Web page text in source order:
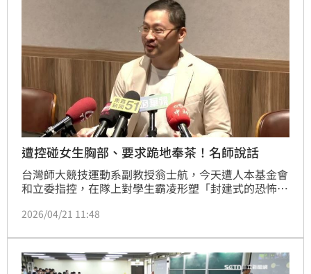
遭控碰女生胸部、要求跪地奉茶！名師說話
台灣師大競技運動系副教授翁士航，今天遭人本基金會
和立委指控，在隊上對學生霸凌形塑「封建式的恐怖統
教學過程均處於高度透明且可受公評的狀態。面對外界
有行政調查。
2026/04/21 11:48